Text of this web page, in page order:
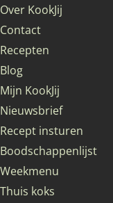
Over KookJij
Contact
Recepten
Blog
Mijn KookJij
Nieuwsbrief
Recept insturen
Boodschappenlijst
Weekmenu
Thuis koks